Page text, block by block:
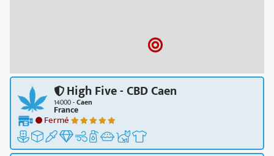
High Five - CBD Caen
14000 -Caen
France
Fermé